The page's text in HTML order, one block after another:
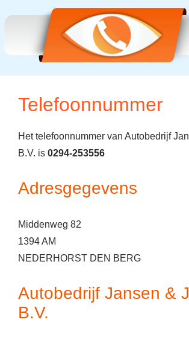
Telefoonnummer
Het telefoonnummer van Autobedrijf
B.V. is 0294-253556
Adresgegevens
Middenweg 82
1394 AM
NEDERHORST DEN BERG
Autobedrijf Jansen &
B.V.